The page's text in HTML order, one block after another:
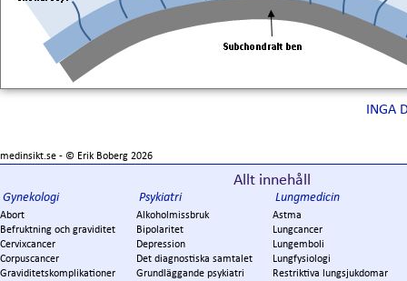
INGA
medinsikt.se - © Erik Boberg 2026
Allt innehåll
Gynekologi
Abort
Befruktning och graviditet
Cervixcancer
Corpuscancer
Graviditetskomplikationer
Psykiatri
Alkoholmissbruk
Bipolaritet
Depression
Det diagnostiska samtalet
Grundläggande psykiatri
Lungmedicin
Astma
Lungcancer
Lungemboli
Lungfysiologi
Restriktiva lungsjukdomar